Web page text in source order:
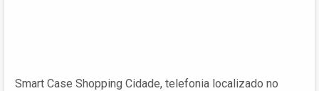
Smart Case Shopping Cidade, telefonia localizado no